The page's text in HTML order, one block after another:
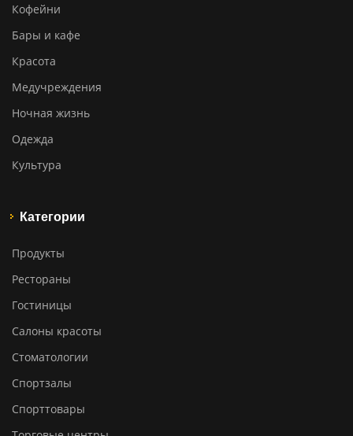
Кофейни
Бары и кафе
Красота
Медучреждения
Ночная жизнь
Одежда
Культура
Категории
Продукты
Рестораны
Гостиницы
Салоны красоты
Стоматологии
Спортзалы
Спорттовары